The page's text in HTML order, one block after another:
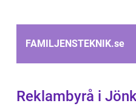
FAMILJENSTEKNIK.se
Reklambyrå i